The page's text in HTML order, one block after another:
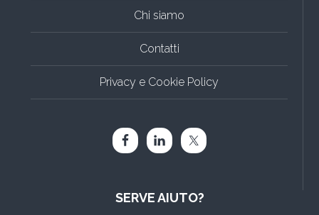
Chi siamo
Contatti
Privacy e Cookie Policy
SERVE AIUTO?